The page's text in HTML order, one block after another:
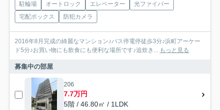
駐輪場 オートロック エレベーター
光ファイバー
宅配ボックス
防犯カメラ
2016年8月完成の綺麗なマンション♪バス停電停徒歩3分♪浜町アーケー
ド5分♪お買い物にも飲食にも便利な場所です♪追炊き... もっと見る
募集中の部屋
206
7.7万円
5階 / 46.80㎡ / 1LDK